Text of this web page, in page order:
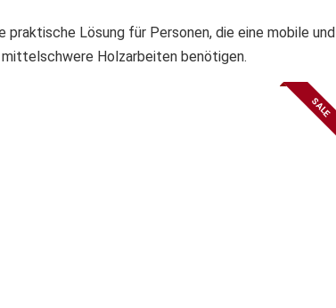
Lösung für Personen, die eine mobile und
Holzarbeiten benötigen.
SALE